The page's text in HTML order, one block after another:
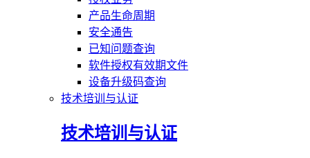
产品生命周期
安全通告
已知问题查询
软件授权有效期文件
设备升级码查询
技术培训与认证
技术培训与认证